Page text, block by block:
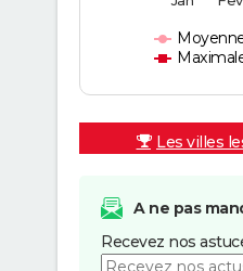
Les villes
A ne pas
Recevez nos